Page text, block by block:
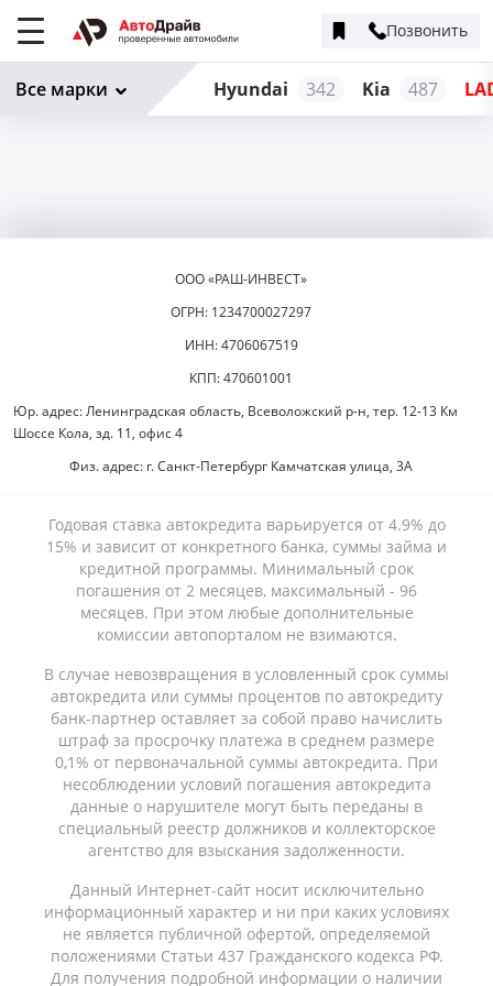
Позвонить
Hyundai 342 Kia 487
Все марки
ООО «РАШ-ИНВЕСТ»
ОГРН: 1234700027297
ИНН: 4706067519
КПП: 470601001
Юр. адрес: Ленинградская область, Всеволожский р-н, тер. 12-13 Км
Шоссе Кола, зд. 11, офис 4
Физ. адрес: г. Санкт-Петербург Камчатская улица, 3А
Годовая ставка автокредита варьируется от 4.9% до
15% и зависит от конкретного банка, суммы займа и
кредитной программы. Минимальный срок
погашения от 2 месяцев, максимальный - 96
месяцев. При этом любые дополнительные
комиссии автопорталом не взимаются.
В случае невозвращения в условленный срок суммы
автокредита или суммы процентов по автокредиту
банк-партнер оставляет за собой право начислить
штраф за просрочку платежа в среднем размере
0,1% от первоначальной суммы автокредита. При
несоблюдении условий погашения автокредита
данные о нарушителе могут быть переданы в
специальный реестр должников и коллекторское
агентство для взыскания задолженности.
Данный Интернет-сайт носит исключительно
информационный характер и ни при каких условиях
не является публичной офертой, определяемой
положениями Статьи 437 Гражданского кодекса РФ.
Для получения подробной информации о наличии